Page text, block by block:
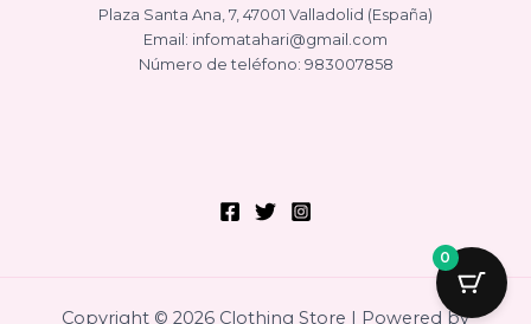
Plaza Santa Ana, 7, 47001 Valladolid (España)
Email: infomatahari@gmail.com
Número de teléfono: 983007858
Copyright © 2026 Clothing Store | Powered by
0